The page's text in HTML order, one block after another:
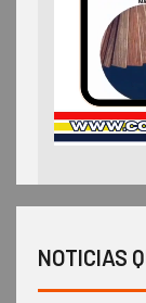
NOTICIAS